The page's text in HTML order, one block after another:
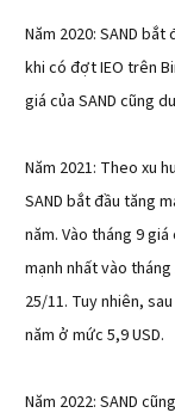
Năm 2020: SAND
khi có đợt IEO trên
giá của SAND cũng
Năm 2021: Theo xu
SAND bắt đầu tăng
năm. Vào tháng 9
mạnh nhất vào
25/11. Tuy nhiên,
năm ở mức 5,9 USD.
Năm 2022: SAND